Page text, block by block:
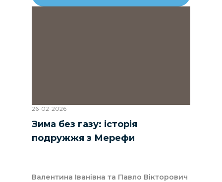
26-02-2026
Зима без газу: історія
подружжя з Мерефи
Валентина Іванівна та Павло Вікторович